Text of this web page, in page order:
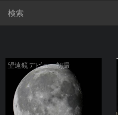
検索
望遠鏡デビュー初撮